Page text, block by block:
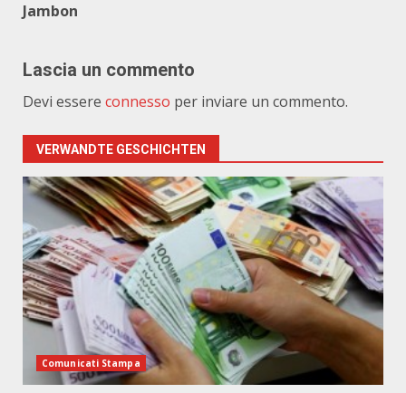
Jambon
Lascia un commento
Devi essere connesso per inviare un commento.
VERWANDTE GESCHICHTEN
Comunicati Stampa